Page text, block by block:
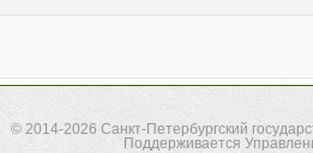
© 2014-2026 Санкт-Петербургский
Поддерживается